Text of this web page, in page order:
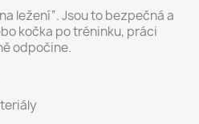
ležení“. Jsou to bezpečná a
kočka po tréninku, práci
odpočine.